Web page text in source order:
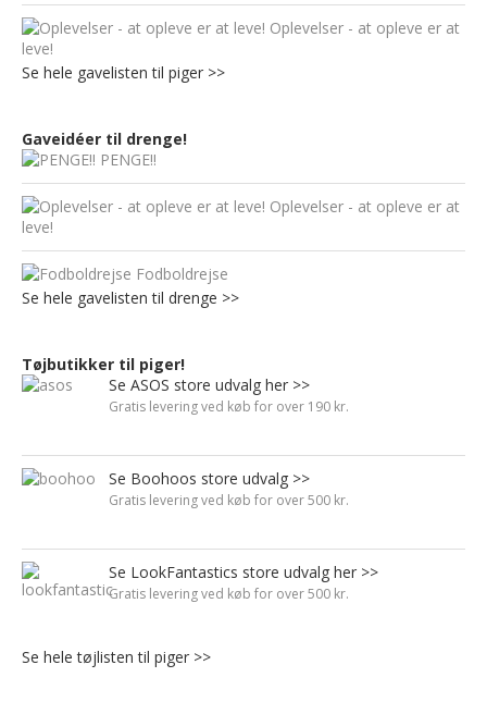
Oplevelser - at opleve er at
leve!
Se hele gavelisten til piger >>
Gaveidéer til drenge!
PENGE!!
Oplevelser - at opleve er at
leve!
Fodboldrejse
Se hele gavelisten til drenge >>
Tøjbutikker til piger!
Se ASOS store udvalg her >>
Gratis levering ved køb for over 190 kr.
Se Boohoos store udvalg >>
Gratis levering ved køb for over 500 kr.
Se LookFantastics store udvalg her >>
Gratis levering ved køb for over 500 kr.
Se hele tøjlisten til piger >>